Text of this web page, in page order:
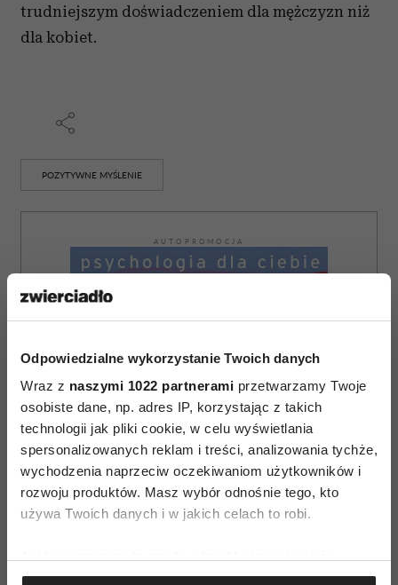
Odpowiedzialne wykorzystanie Twoich danych
Wraz z naszymi 1022 partnerami przetwarzamy Twoje
osobiste dane, np. adres IP, korzystając z takich
technologii jak pliki cookie, w celu wyświetlania
spersonalizowanych reklam i treści, analizowania tychże,
wychodzenia naprzeciw oczekiwaniom użytkowników i
rozwoju produktów. Masz wybór odnośnie tego, kto
używa Twoich danych i w jakich celach to robi.
Gromadzić dane dotyczące Twojej lokalizacji
trudniejszym doświadczeniem dla mężczyzn niż
dla kobiet.
POZYTYWNE MYŚLENIE
AUTOPROMOCJA